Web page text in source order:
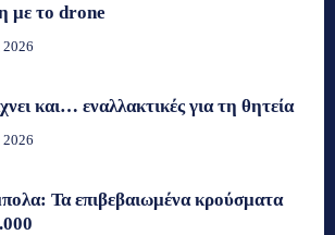
με το drone
2026
και… εναλλακτικές για τη θητεία
2026
Τα επιβεβαιωμένα κρούσματα